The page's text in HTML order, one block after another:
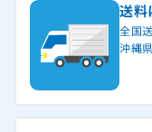
送料
全国
沖縄